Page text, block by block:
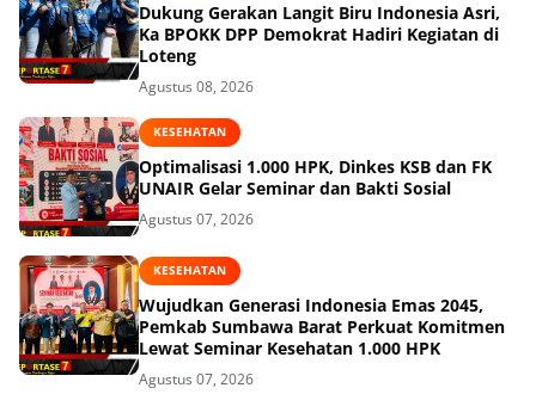
Dukung Gerakan Langit Biru Indonesia Asri,
Ka BPOKK DPP Demokrat Hadiri Kegiatan di
Loteng
Agustus 08, 2026
KESEHATAN
Optimalisasi 1.000 HPK, Dinkes KSB dan FK
UNAIR Gelar Seminar dan Bakti Sosial
Agustus 07, 2026
KESEHATAN
Wujudkan Generasi Indonesia Emas 2045,
Pemkab Sumbawa Barat Perkuat Komitmen
Lewat Seminar Kesehatan 1.000 HPK
Agustus 07, 2026